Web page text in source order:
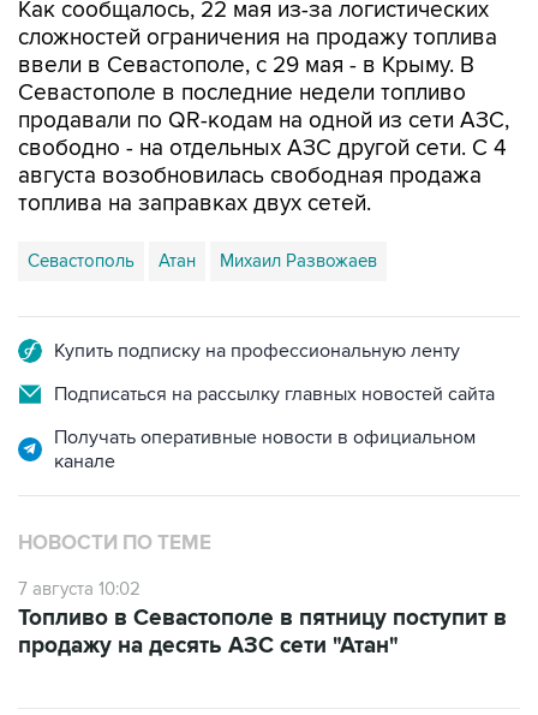
ввели в Севастополе, с 29 мая - в Крыму. В
Севастополе в последние недели топливо
продавали по QR-кодам на одной из сети АЗС,
свободно - на отдельных АЗС другой сети. С 4
августа возобновилась свободная продажа
топлива на заправках двух сетей.
Севастополь Атан Михаил Развожаев
Подписаться на рассылку главных новостей сайта
Получать оперативные новости в официальном
НОВОСТИ ПО ТЕМЕ
7 августа 10:02
продажу на десять АЗС сети "Атан"